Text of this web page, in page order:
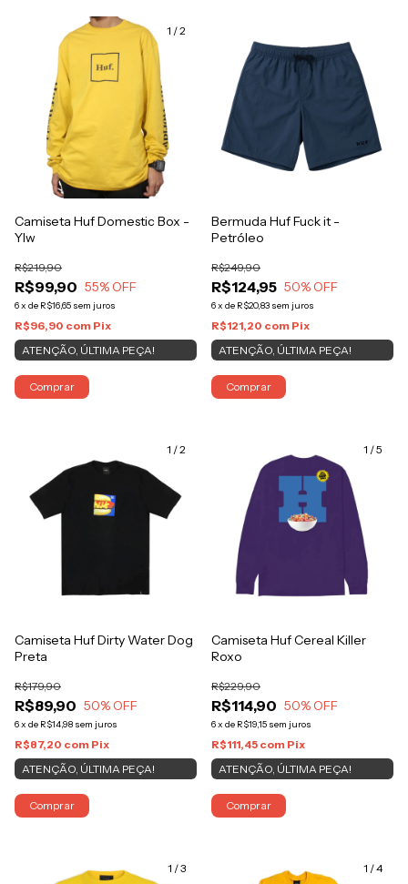
1 /2
Camiseta Huf Domestic Box -
Ylw
R$99,90
R$219,90
55% OFF
6x de R$16,65 sem juros
R$96,90 com Pix
ATENÇÃO, ÚLTIMA PEÇA!
Comprar
Bermuda Huf Fuck it -
Petróleo
R$124,95
R$249,90
50% OFF
6x de R$20,83 sem juros
R$121,20 com Pix
ATENÇÃO, ÚLTIMA PEÇA!
Comprar
1 /2
Camiseta Huf Dirty Water Dog
Preta
R$89,90
R$179,90
50% OFF
6x de R$14,98 sem juros
R$87,20 com Pix
ATENÇÃO, ÚLTIMA PEÇA!
Comprar
1 /5
Camiseta Huf Cereal Killer
Roxo
R$114,90
R$229,90
50% OFF
6x de R$19,15 sem juros
R$111,45 com Pix
ATENÇÃO, ÚLTIMA PEÇA!
Comprar
1 /3 1 /4